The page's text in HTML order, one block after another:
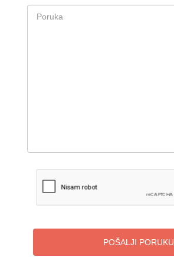
POŠALJI PORUKU